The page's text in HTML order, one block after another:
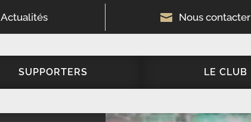
Actualités  Nous contacter
SUPPORTERS LE CLUB